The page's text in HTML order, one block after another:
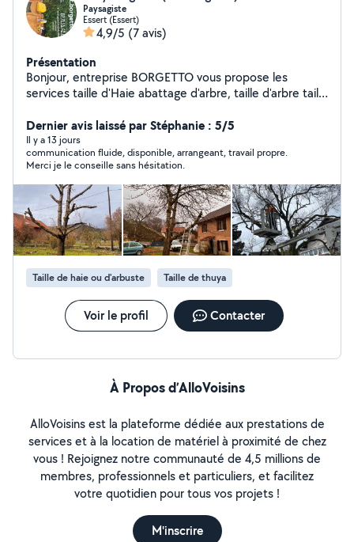
Paysagiste
Essert (Essert)
4,9/5 (7 avis)
Présentation
Bonjour, entreprise BORGETTO vous propose les
services taille d'Haie abattage d'arbre, taille d'arbre taille
petits travaux équipé d'un camion ampliroll donc je pose
des bennes pour tout type de déchets pour plus de
renseignements, contactez-moi devis, gratuit
cordialement
Dernier avis laissé par Stéphanie : 5/5
Il y a 13 jours
communication fluide, disponible, arrangeant, travail propre.
Merci je le conseille sans hésitation.
Taille de haie ou d'arbuste Taille de thuya
Voir le profil Contacter
À Propos d’AlloVoisins
AlloVoisins est la plateforme dédiée aux prestations de
services et à la location de matériel à proximité de chez
vous ! Rejoignez notre communauté de 4,5 millions de
membres, professionnels et particuliers, et facilitez
votre quotidien pour tous vos projets !
M'inscrire